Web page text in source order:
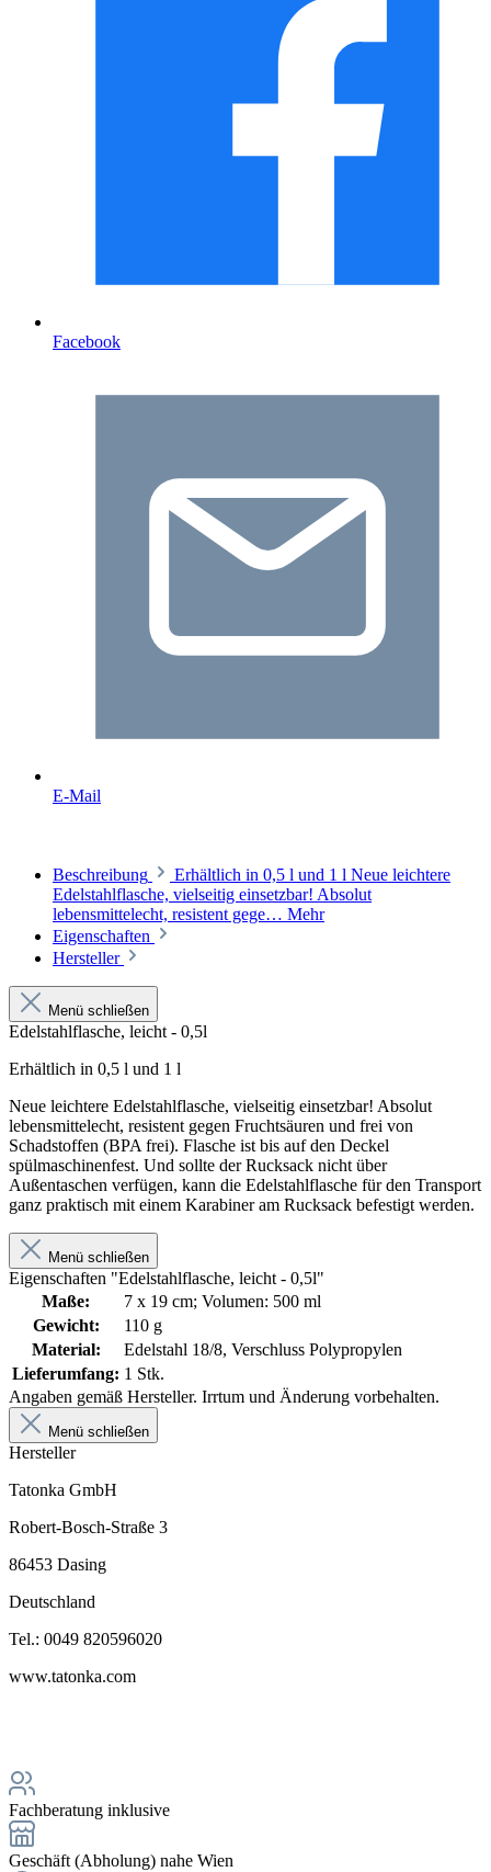
Facebook
E-Mail
Beschreibung
Erhältlich in 0,5 l und 1 l Neue leichtere
Edelstahlflasche, vielseitig einsetzbar! Absolut
lebensmittelecht, resistent gege… Mehr
Eigenschaften
Hersteller
Menü schließen
Edelstahlflasche, leicht - 0,5l
Erhältlich in 0,5 l und 1 l
Neue leichtere Edelstahlflasche, vielseitig einsetzbar! Absolut
lebensmittelecht, resistent gegen Fruchtsäuren und frei von
Schadstoffen (BPA frei). Flasche ist bis auf den Deckel
spülmaschinenfest. Und sollte der Rucksack nicht über
Außentaschen verfügen, kann die Edelstahlflasche für den Transport
ganz praktisch mit einem Karabiner am Rucksack befestigt werden.
Menü schließen
Eigenschaften "Edelstahlflasche, leicht - 0,5l"
Maße:
7 x 19 cm; Volumen: 500 ml
Gewicht:
110 g
Material:
Edelstahl 18/8, Verschluss Polypropylen
Lieferumfang: 1 Stk.
Angaben gemäß Hersteller. Irrtum und Änderung vorbehalten.
Menü schließen
Hersteller
Tatonka GmbH
Robert-Bosch-Straße 3
86453 Dasing
Deutschland
Tel.: 0049 820596020
www.tatonka.com
Fachberatung inklusive
Geschäft (Abholung) nahe Wien